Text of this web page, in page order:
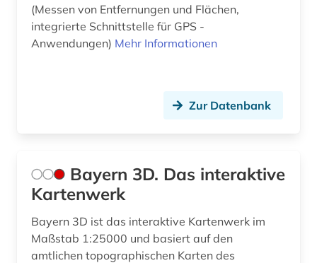
(Messen von Entfernungen und Flächen,
integrierte Schnittstelle für GPS -
Anwendungen) Mehr Informationen
Zur Datenbank
Bayern 3D. Das interaktive
Kartenwerk
Bayern 3D ist das interaktive Kartenwerk im
Maßstab 1:25000 und basiert auf den
amtlichen topographischen Karten des